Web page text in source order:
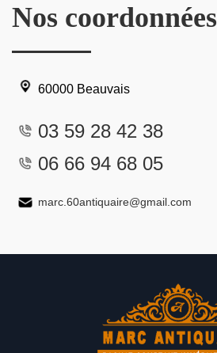
Nos coordonnées
60000 Beauvais
03 59 28 42 38
06 66 94 68 05
marc.60antiquaire@gmail.com